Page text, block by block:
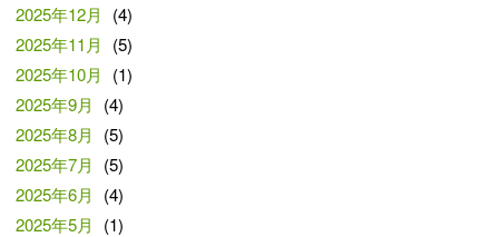
2025年12月
(4)
2025年11月
(5)
2025年10月
(1)
2025年9月
(4)
2025年8月
(5)
2025年7月
(5)
2025年6月
(4)
2025年5月
(1)